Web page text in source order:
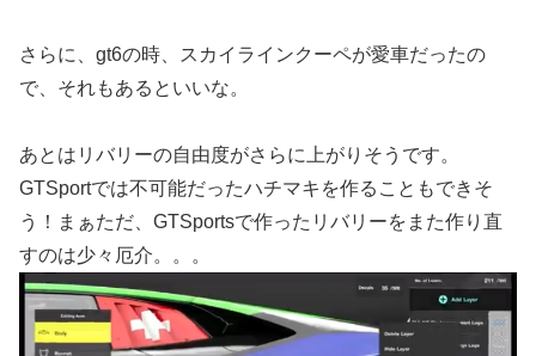
さらに、gt6の時、スカイラインクーペが愛車だったの
で、それもあるといいな。
あとはリバリーの自由度がさらに上がりそうです。
GTSportでは不可能だったハチマキを作ることもできそ
う！まぁただ、GTSportsで作ったリバリーをまた作り直
すのは少々厄介。。。